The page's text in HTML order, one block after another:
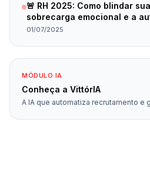
🚨 RH 2025: Como blindar
sobrecarga emocional e a
planejada
01/07/2025
MÓDULO IA
Conheça a VittórIA
A IA que automatiza recrutamento e